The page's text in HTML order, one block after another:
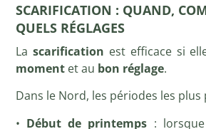
SCARIFICATION : QUAND,
QUELS RÉGLAGES
Lascarification est efficace si
moment et au bon réglage.
Dans le Nord, les périodes les
• Début de printemps :